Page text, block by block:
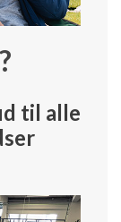
til alle